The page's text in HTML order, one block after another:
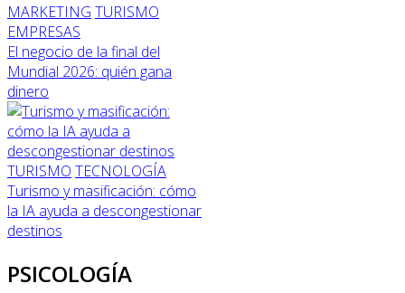
MARKETING TURISMO
EMPRESAS
El negocio de la final del
Mundial 2026: quién gana
dinero
TURISMO TECNOLOGÍA
Turismo y masificación: cómo
la IA ayuda a descongestionar
destinos
PSICOLOGÍA